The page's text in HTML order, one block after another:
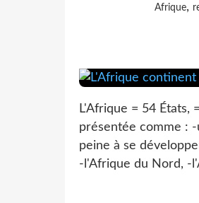
Afrique,
L'Afrique = 54 États,
présentée comme :
peine à se
-l'Afrique du Nord, -